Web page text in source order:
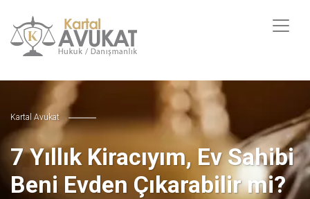
Kartal Avukat
7 Yıllık Kiracıyım, Ev Sahibi
Beni Evden Çıkarabilir mi?